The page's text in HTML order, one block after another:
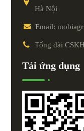
Hà Nội
Email:
Tổng đài
Tải ứng dụng